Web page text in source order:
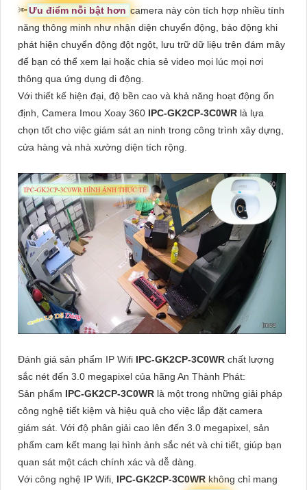
🔦Ưu điểm nỗi bật hơn camera này còn tích hợp nhiều tính
năng thông minh như nhận diện chuyển động, báo động khi
phát hiện chuyển động đột ngột, lưu trữ dữ liệu trên đám mây
để bạn có thể xem lại hoặc chia sẻ video mọi lúc mọi nơi
thông qua ứng dụng di động.
Với thiết kế hiện đại, độ bền cao và khả năng hoạt động ổn
định, Camera Imou Xoay 360 IPC-GK2CP-3C0WR là lựa
chọn tốt cho việc giám sát an ninh trong công trình xây dựng,
cửa hàng và nhà xưởng diện tích rộng.
Đánh giá sản phẩm IP Wifi IPC-GK2CP-3C0WR chất lượng
sắc nét đến 3.0 megapixel của hãng An Thành Phát:
Sản phẩm IPC-GK2CP-3C0WR là một trong những giải pháp
công nghệ tiết kiệm và hiệu quả cho việc lắp đặt camera
giám sát. Với độ phân giải cao lên đến 3.0 megapixel, sản
phẩm cam kết mang lại hình ảnh sắc nét và chi tiết, giúp bạn
quan sát một cách chính xác và dễ dàng.
Với công nghệ IP Wifi, IPC-GK2CP-3C0WRkhông chỉ mang